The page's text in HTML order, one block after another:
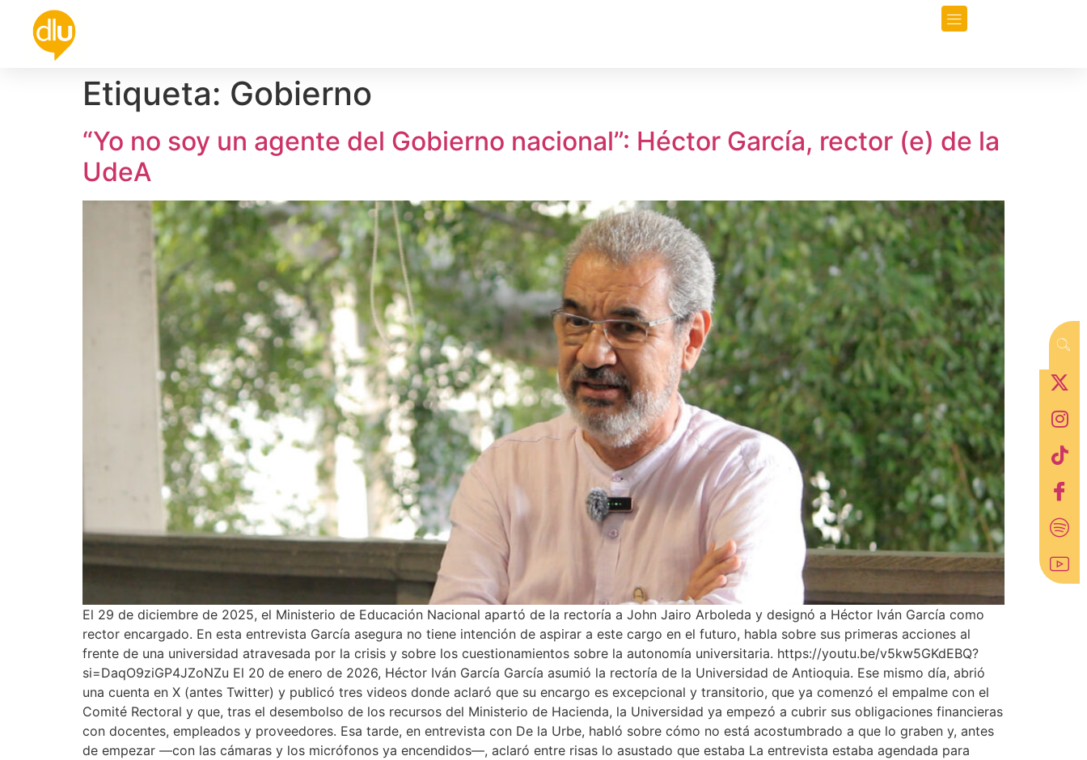
Etiqueta: Gobierno
“Yo no soy un agente del Gobierno nacional”: Héctor García, rector (e) de la
UdeA
El 29 de diciembre de 2025, el Ministerio de Educación Nacional apartó de la rectoría a John Jairo Arboleda y designó a Héctor Iván García como
rector encargado. En esta entrevista García asegura no tiene intención de aspirar a este cargo en el futuro, habla sobre sus primeras acciones al
frente de una universidad atravesada por la crisis y sobre los cuestionamientos sobre la autonomía universitaria. https://youtu.be/v5kw5GKdEBQ?
si=DaqO9ziGP4JZoNZu El 20 de enero de 2026, Héctor Iván García García asumió la rectoría de la Universidad de Antioquia. Ese mismo día, abrió
una cuenta en X (antes Twitter) y publicó tres videos donde aclaró que su encargo es excepcional y transitorio, que ya comenzó el empalme con el
Comité Rectoral y que, tras el desembolso de los recursos del Ministerio de Hacienda, la Universidad ya empezó a cubrir sus obligaciones financieras
con docentes, empleados y proveedores. Esa tarde, en entrevista con De la Urbe, habló sobre cómo no está acostumbrado a que lo graben y, antes
de empezar —con las cámaras y los micrófonos ya encendidos—, aclaró entre risas lo asustado que estaba La entrevista estaba agendada para